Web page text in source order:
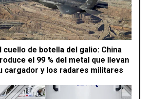
cuello de botella del galio: China
el 99 % del metal que llevan
cargador y los radares militares